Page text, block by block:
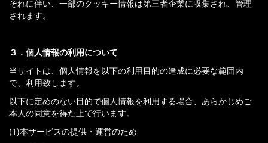
それに伴い、一部のクッキー情報は第三者企業に収集され、管理
されます。
３．個人情報の利用について
当サイトは、個人情報を以下の利用目的の達成に必要な範囲内
で、利用致します。
以下に定めのない目的で個人情報を利用する場合、あらかじめご
本人の同意を得た上で行います。
(1)本サービスの提供・運営のため